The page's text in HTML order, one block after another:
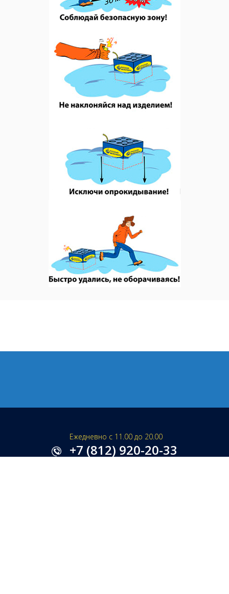
Ежедневно с 11.00 до 20.00
+7 (812) 920-20-33